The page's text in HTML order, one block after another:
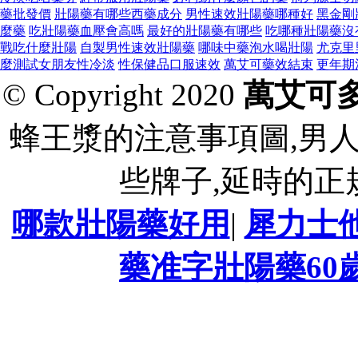
藥批發價 壯陽藥有哪些西藥成分 男性速效壯陽藥哪種好 黑金剛
麼藥 吃壯陽藥血壓會高嗎 最好的壯陽藥有哪些 吃哪種壯陽藥
戰吃什麼壯陽 自製男性速效壯陽藥 哪味中藥泡水喝壯陽 尤克
麼測試女朋友性冷淡 性保健品口服速效 萬艾可藥效結束 更年期
© Copyright 2020 萬艾可
蜂王漿的注意事項圖,男
些牌子,延時的正
哪款壯陽藥好用 | 犀力士
藥准字壯陽藥60